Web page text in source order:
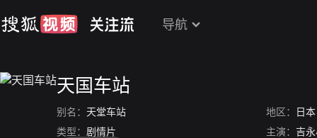
导航
天国车站
别名： 天堂车站 地区：
日本
类型： 剧情片 主演： 吉